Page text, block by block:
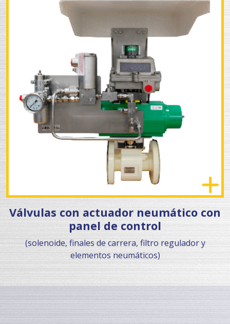
Válvulas con actuador neumático con
panel de control
(solenoide, finales de carrera, filtro regulador y
elementos neumáticos)